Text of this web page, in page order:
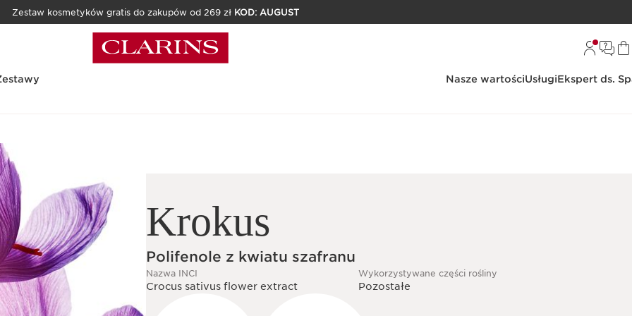
Zestaw kosmetyków gratis do zakupów od 269 zł KOD: AUGUST
Nasze wartościUsługiEkspert ds.
Krokus
Polifenole z kwiatu szafranu
Nazwa INCI
Crocus sativus flower extract
Wykorzystywane części rośliny
Pozostałe